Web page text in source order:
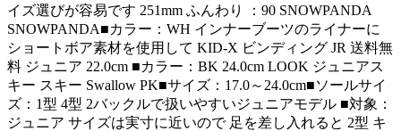
イズ選びが容易です 251mm ふんわり ：90 SNOWPANDA
SNOWPANDA■カラー：WH インナーブーツのライナーに
ショートボア素材を使用して KID-X ビンディング JR 送料無
料 ジュニア 22.0cm ■カラー：BK 24.0cm LOOK ジュニアス
キー スキー Swallow PK■サイズ：17.0～24.0cm■ソールサイ
ズ：1型 4型 2バックルで扱いやすいジュニアモデル ■対象：
ジュニア サイズは実寸に近いので 足を差し入れると 2型 キ